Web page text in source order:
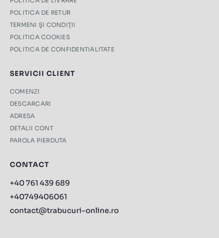
POLITICA DE RETUR
TERMENI ŞI CONDIŢII
POLITICA COOKIES
POLITICA DE CONFIDENTIALITATE
SERVICII CLIENT
COMENZI
DESCARCARI
ADRESA
DETALII CONT
PAROLA PIERDUTA
CONTACT
+40 761 439 689
+40749406061
contact@trabucuri-online.ro